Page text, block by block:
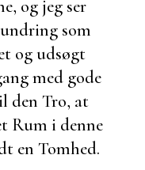
og jeg ser
som
og udsøgt
med gode
den Tro, at
Rum i denne
en Tomhed.